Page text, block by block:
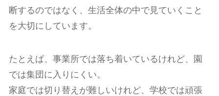
断するのではなく、生活全体の中で見ていくこと
を大切にしています。
たとえば、事業所では落ち着いているけれど、園
では集団に入りにくい。
家庭では切り替えが難しいけれど、学校では頑張